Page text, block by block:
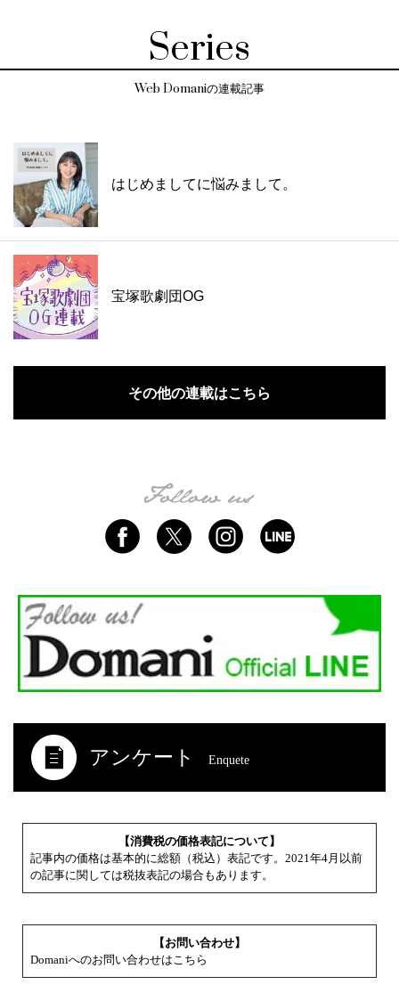
Series
Web Domaniの連載記事
はじめましてに悩みまして。
宝塚歌劇団OG
その他の連載はこちら
アンケート Enquete
【消費税の価格表記について】
記事内の価格は基本的に総額（税込）表記です。2021年4月以前
の記事に関しては税抜表記の場合もあります。
【お問い合わせ】
Domaniへのお問い合わせはこちら